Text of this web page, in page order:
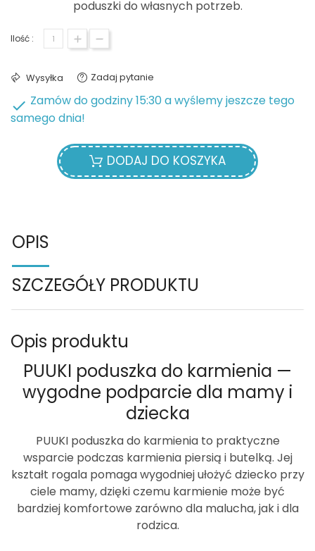
poduszki do własnych potrzeb.
Ilość :
Wysyłka Zadaj pytanie
 Zamów do godziny 15:30 a wyślemy jeszcze tego
samego dnia!
DODAJ DO KOSZYKA
OPIS
SZCZEGÓŁY PRODUKTU
Opis produktu
PUUKI poduszka do karmienia —
wygodne podparcie dla mamy i
dziecka
PUUKI poduszka do karmieniato praktyczne
wsparcie podczas karmienia piersią i butelką. Jej
kształt rogala pomaga wygodniej ułożyć dziecko przy
ciele mamy, dzięki czemu karmienie może być
bardziej komfortowe zarówno dla malucha, jak i dla
rodzica.